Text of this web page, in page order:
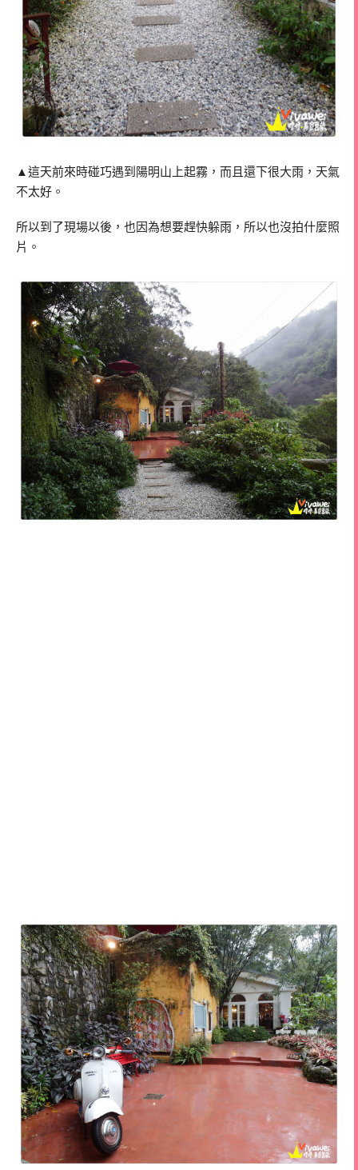
▲這天前來時碰巧遇到陽明山上起霧，而且還下很大雨，天氣
不太好。
所以到了現場以後，也因為想要趕快躲雨，所以也沒拍什麼照
片。